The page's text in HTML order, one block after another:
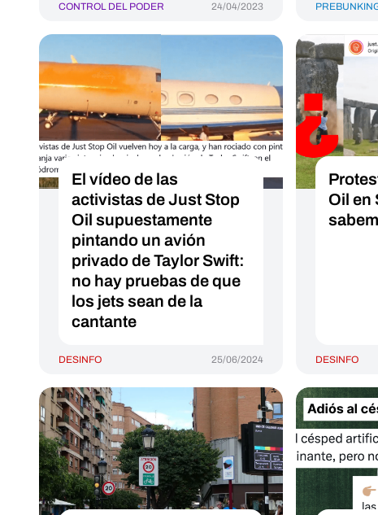
CONTROL DEL PODER 24/04/2023
El vídeo de las
activistas de Just Stop
Oil supuestamente
pintando un avión
privado de Taylor Swift:
no hay pruebas de que
los jets sean de la
cantante
DESINFO 25/06/2024
Oil en
DESINFO